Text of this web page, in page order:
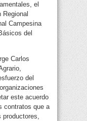
el
Campesina
del
Carlos
del
este acuerdo
contratos que a
productores,